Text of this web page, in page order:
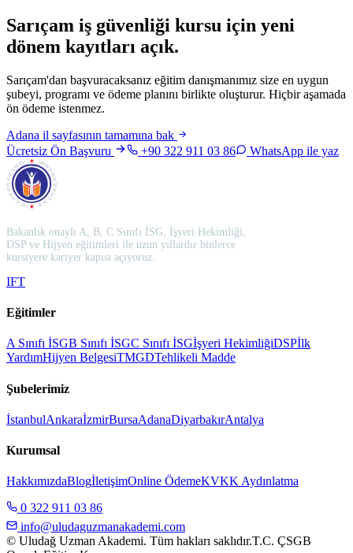
Sarıçam iş güvenliği kursu için yeni
dönem kayıtları açık.
Sarıçam'dan başvuracaksanız eğitim danışmanımız size en uygun
şubeyi, programı ve ödeme planını birlikte oluşturur. Hiçbir aşamada
ön ödeme istenmez.
Adana il sayfasının tamamına bak
Ücretsiz Ön Başvuru
+90 322 911 03 86 WhatsApp ile yaz
Bakanlık onaylı A, B, C Sınıfı İSG, İşyeri Hekimliği,
DSP ve Hijyen eğitimleri ile uzun yıllardır binlerce
kursiyere kariyer kapısı açıyoruz.
IFT
Eğitimler
A Sınıfı İSGB Sınıfı İSGC Sınıfı İSGİşyeri HekimliğiDSPİlk
YardımHijyen BelgesiTMGDTehlikeli Madde
Şubelerimiz
İstanbulAnkaraİzmirBursaAdanaDiyarbakırAntalya
Kurumsal
HakkımızdaBlogİletişimOnline ÖdemeKVKK Aydınlatma
0 322 911 03 86
info@uludaguzmanakademi.com
© Uludağ Uzman Akademi. Tüm hakları saklıdır.T.C. ÇSGB